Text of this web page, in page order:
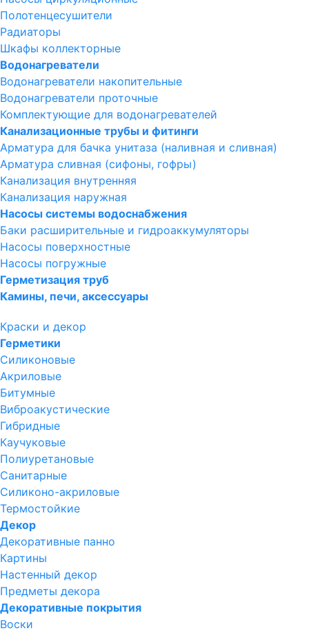
Полотенцесушители
Радиаторы
Шкафы коллекторные
Водонагреватели
Водонагреватели накопительные
Водонагреватели проточные
Комплектующие для водонагревателей
Канализационные трубы и фитинги
Арматура для бачка унитаза (наливная и сливная)
Арматура сливная (сифоны, гофры)
Канализация внутренняя
Канализация наружная
Насосы системы водоснабжения
Баки расширительные и гидроаккумуляторы
Насосы поверхностные
Насосы погружные
Герметизация труб
Камины, печи, аксессуары
Краски и декор
Герметики
Силиконовые
Акриловые
Битумные
Виброакустические
Гибридные
Каучуковые
Полиуретановые
Санитарные
Силиконо-акриловые
Термостойкие
Декор
Декоративные панно
Картины
Настенный декор
Предметы декора
Декоративные покрытия
Воски